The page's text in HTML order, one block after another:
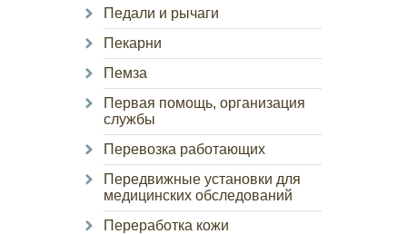
Педали и рычаги
Пекарни
Пемза
Первая помощь, организация
службы
Перевозка работающих
Передвижные установки для
медицинских обследований
Переработка кожи